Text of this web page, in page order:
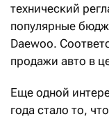
технический
популярные
Daewoo.
продажи авто в
Еще одной
года стало то,